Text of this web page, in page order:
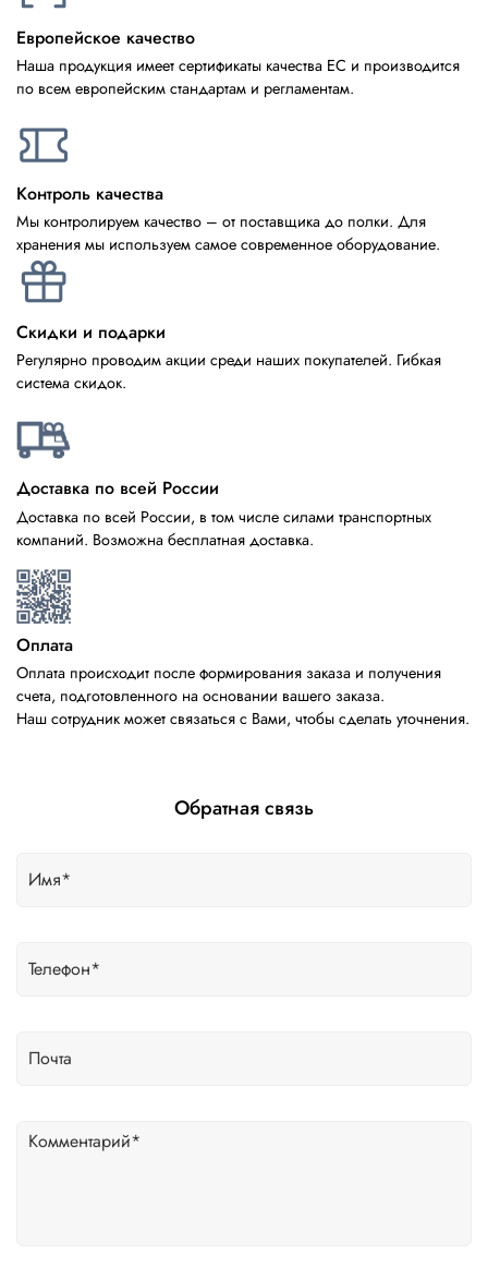
Европейское качество
Наша продукция имеет сертификаты качества ЕС и производится
по всем европейским стандартам и регламентам.
Контроль качества
Мы контролируем качество – от поставщика до полки. Для
хранения мы используем самое современное оборудование.
Скидки и подарки
Регулярно проводим акции среди наших покупателей. Гибкая
система скидок.
Доставка по всей России
Доставка по всей России, в том числе силами транспортных
компаний. Возможна бесплатная доставка.
Оплата
Оплата происходит после формирования заказа и получения
счета, подготовленного на основании вашего заказа.
Наш сотрудник может связаться с Вами, чтобы сделать уточнения.
Обратная связь